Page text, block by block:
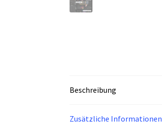
Beschreibung
Zusätzliche Informationen